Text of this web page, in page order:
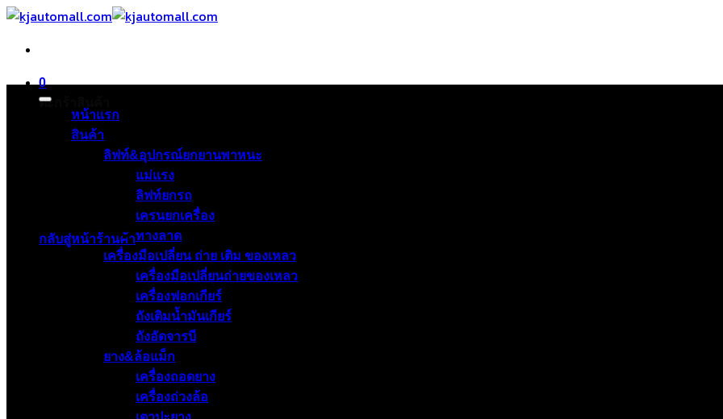
ข้าม
0
ตะกร้าสินค้า
ไม่มีสินค้าในตะกร้า
กลับสู่หน้าร้านค้า
หน้าแรก
สินค้า
ลิฟท์&อุปกรณ์ยกยานพาหนะ
แม่แรง
ลิฟท์ยกรถ
เครนยกเครื่อง
ทางลาด
เครื่องมือเปลี่ยน ถ่าย เติม ของเหลว
เครื่องมือเปลี่ยนถ่ายของเหลว
เครื่องฟอกเกียร์
ถังเติมน้ำมันเกียร์
ถังอัดจารบี
ยาง&ล้อแม็ก
เครื่องถอดยาง
เครื่องถ่วงล้อ